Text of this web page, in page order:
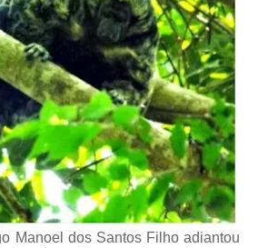
Manoel dos Santos Filho adiantou